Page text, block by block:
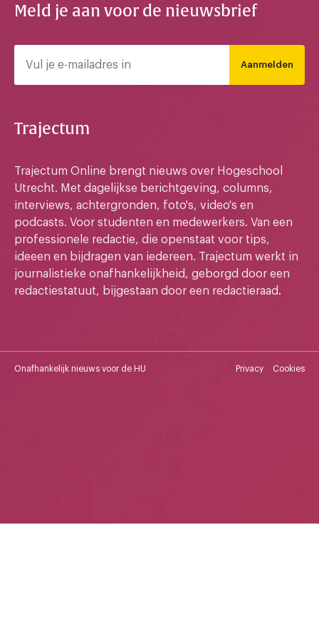
Meld je aan voor de nieuwsbrief
Aanmelden
Trajectum
Trajectum Online brengt nieuws over Hogeschool
Utrecht. Met dagelijkse berichtgeving, columns,
interviews, achtergronden, foto's, video's en
podcasts. Voor studenten en medewerkers. Van een
professionele redactie, die openstaat voor tips,
ideeen en bijdragen van iedereen. Trajectum werkt in
journalistieke onafhankelijkheid, geborgd door een
redactiestatuut, bijgestaan door een redactieraad.
Onafhankelijk nieuws voor de HU Privacy Cookies